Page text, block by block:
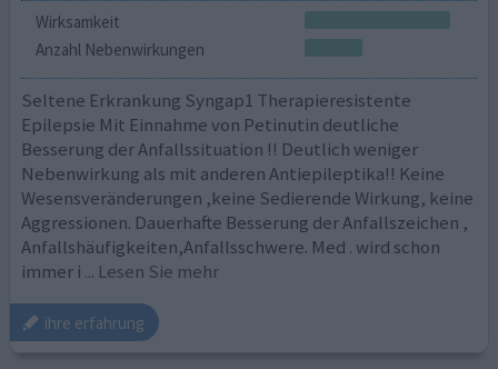
Wirksamkeit
Anzahl Nebenwirkungen
Seltene Erkrankung Syngap1 Therapieresistente
Epilepsie Mit Einnahme von Petinutin deutliche
Besserung der Anfallssituation !! Deutlich weniger
Nebenwirkung als mit anderen Antiepileptika!! Keine
Wesensveränderungen ,keine Sedierende Wirkung, keine
Aggressionen. Dauerhafte Besserung der Anfallszeichen ,
Anfallshäufigkeiten,Anfallsschwere. Med . wird schon
immer i ... Lesen Sie mehr
ihre erfahrung